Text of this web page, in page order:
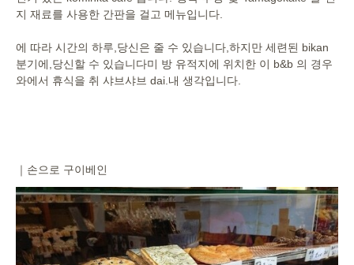
지 재료를 사용한 간판을 걸고 메뉴입니다.
에 따라 시간의 하루,당신은 줄 수 있습니다,하지만 세련된 bikan
분기에,당신할 수 있습니다미 방 유적지에 위치한 이 b&b 의 경우
와에서 휴식을 취 샤브샤브 dai.내 생각입니다.
｜손으로 구이베인